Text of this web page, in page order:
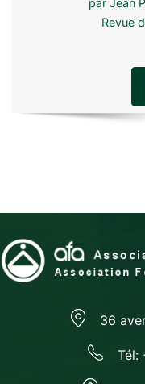
Revue
36
Tél: